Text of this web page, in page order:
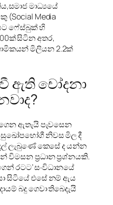
සමාජ මාධ්‍යයේ
(Social Media
ෆේස්බුක් හි
සිටින අතර,
මිලියන 2.2ක්
ඇති චෝදනා
ඇතැයි පැවසෙන
නිවස මිල දී
ලැබුණේ කෙසේ ද යන්න
විමසන ප්‍රධාන ප්‍රශ්නයකි.
රටට’ සංවිධානයේ
සිටියේ එසේ නම් ඇය
බදු ගෙවා තිබෙදැයි